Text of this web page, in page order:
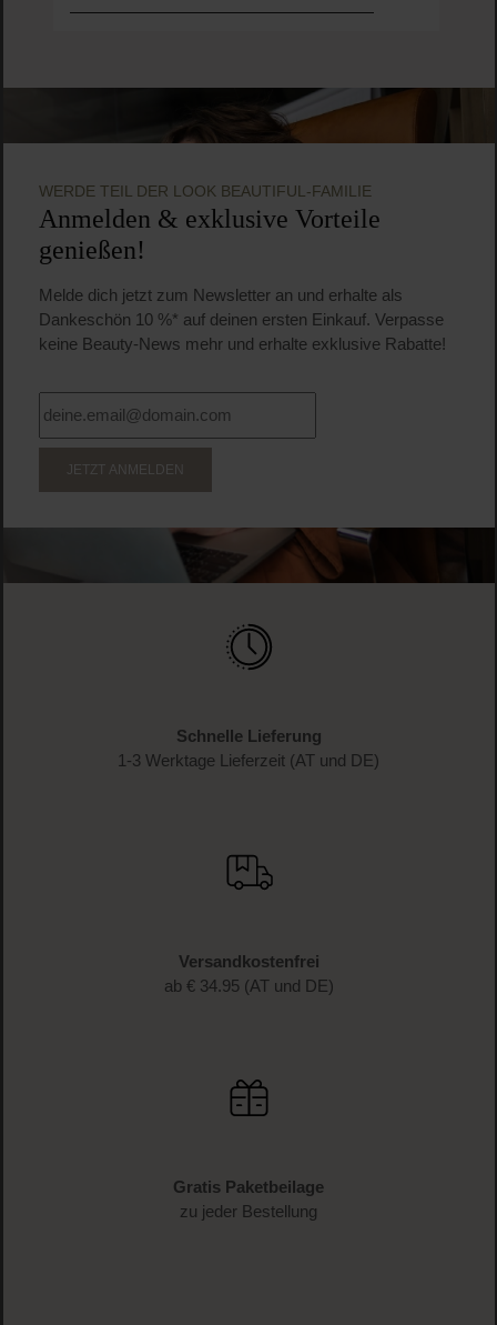
WERDE TEIL DER LOOK BEAUTIFUL-FAMILIE
Anmelden & exklusive Vorteile
genießen!
Melde dich jetzt zum Newsletter an und erhalte als
Dankeschön 10 %* auf deinen ersten Einkauf. Verpasse
keine Beauty-News mehr und erhalte exklusive Rabatte!
JETZT ANMELDEN
Schnelle Lieferung
1-3 Werktage Lieferzeit (AT und DE)
Versandkostenfrei
ab € 34.95 (AT und DE)
Gratis Paketbeilage
zu jeder Bestellung